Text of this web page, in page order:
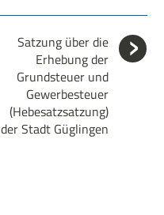
Satzung über die
Erhebung der
Grundsteuer und
Gewerbesteuer
(Hebesatzsatzung)
der Stadt Güglingen